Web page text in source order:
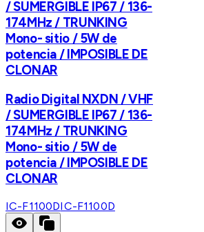
/ SUMERGIBLE IP67 / 136-
174MHz / TRUNKING
Mono- sitio / 5W de
potencia / IMPOSIBLE DE
CLONAR
Radio Digital NXDN / VHF
/ SUMERGIBLE IP67 / 136-
174MHz / TRUNKING
Mono- sitio / 5W de
potencia / IMPOSIBLE DE
CLONAR
IC-F1100DIC-F1100D